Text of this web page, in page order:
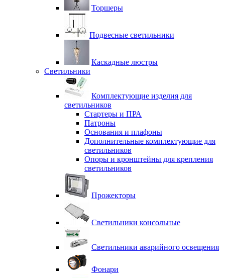
Торшеры
Подвесные светильники
Каскадные люстры
Светильники
Комплектующие изделия для
светильников
Стартеры и ПРА
Патроны
Основания и плафоны
Дополнительные комплектующие для
светильников
Опоры и кронштейны для крепления
светильников
Прожекторы
Светильники консольные
Светильники аварийного освещения
Фонари